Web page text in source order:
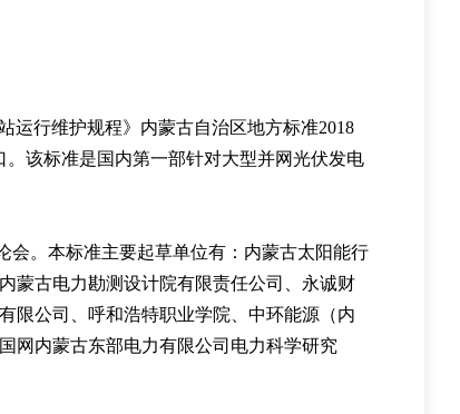
运行维护规程》 内蒙古自治区地方标准2018
。 该标准是国内第一部针对大型并网光伏发电
会。 本标准主要起草单位有 ： 内蒙古太阳能行
内蒙古电力勘测设计院有限责任公司
永诚财
限公司 呼和浩特职业学院 中环能源 （内
国网内蒙古东部电力有限公司电力科学研究